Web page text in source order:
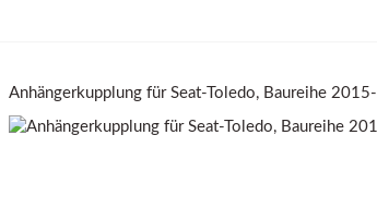
Anhängerkupplung für Seat-Toledo, Baureihe